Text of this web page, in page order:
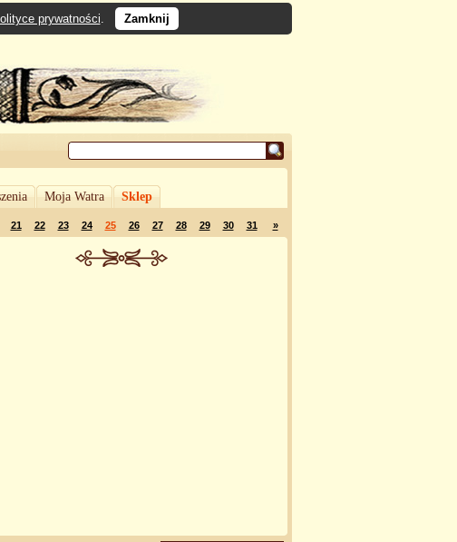
prywatności. Zamknij
Moja Watra Sklep
21 22 23 24 25 26 27 28 29 30 31 »